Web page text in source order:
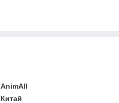
AnimAll
Китай